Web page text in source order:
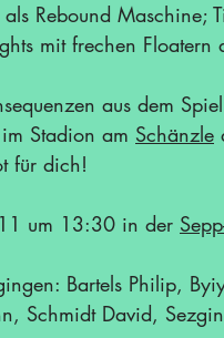
Rebound Maschine;
mit frechen Floatern
aus dem
Stadion am Schänzle
für dich!
um 13:30 in der
Bartels Philip,
Schmidt David,